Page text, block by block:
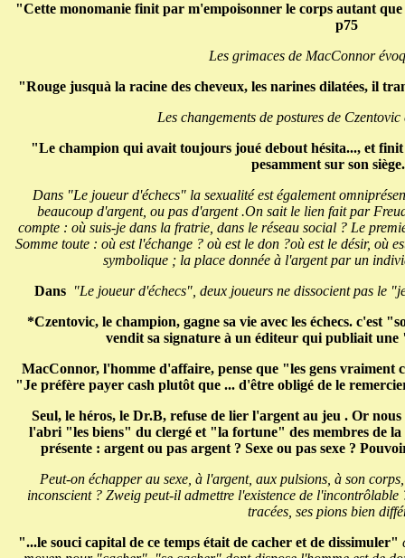
"Cette monomanie finit par m'empoisonner le corps autant
p75
Les grimaces de MacConnor
"Rouge jusquà la racine des cheveux, les narines dilatées, il
Les changements de postures de
"Le champion qui avait toujours joué debout hésita..., et finit
pesamment sur son
Dans "Le joueur d'échecs" la sexualité est également
beaucoup d'argent, ou pas d'argent .On sait le lien fait par
compte : où suis-je dans la fratrie, dans le réseau social ? Le
Somme toute : où est l'échange ? où est le don ?où est le désir, où
symbolique ; la place donnée à l'argent par un
Dans "Le joueur d'échecs", deux joueurs ne dissocient pas le
*Czentovic, le champion, gagne sa vie avec les échecs.
vendit sa signature à un éditeur qui publiait
MacConnor, l'homme d'affaire, pense que "les gens vraiment
"Je préfère payer cash plutôt que ... d'être obligé de le
Seul, le héros, le Dr.B, refuse de lier l'argent au jeu . Or
l'abri "les biens" du clergé et "la fortune" des membres de
présente : argent ou pas argent ? Sexe ou pas sexe ?
Peut-on échapper au sexe, à l'argent, aux pulsions, à son
inconscient ? Zweig peut-il admettre l'existence de
tracées, ses pions bien
"...le souci capital de ce temps était de cacher et de dissimuler"